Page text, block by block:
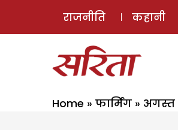
राजनीति कहानी
Home » फार्मिंग » अगस्त